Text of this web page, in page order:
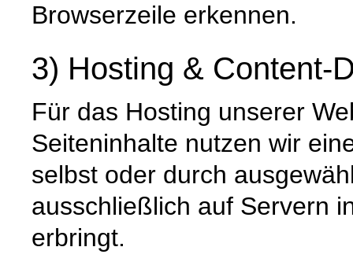
Browserzeile erkennen.
3) Hosting & Content-
Für das Hosting unserer
Seiteninhalte nutzen wir
selbst oder durch
ausschließlich auf Servern
erbringt.